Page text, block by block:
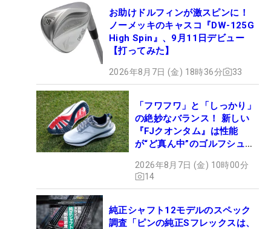
お助けドルフィンが激スピンに！
ノーメッキのキャスコ『DW-125G
High Spin』、9月11日デビュー
【打ってみた】
2026年8月7日 (金) 18時36分 33
「フワフワ」と「しっかり」
の絶妙なバランス！ 新しい
『FJクオンタム』は性能
が“ど真ん中”のゴルフシュー
2026年8月7日 (金) 10時00分
14
純正シャフト12モデルのスペック
調査「ピンの純正Sフレックスは、